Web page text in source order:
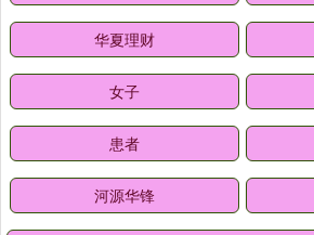
华夏理财
女子
患者
河源华锋